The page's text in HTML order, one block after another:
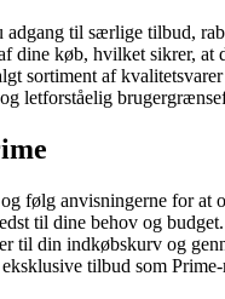
adgang til særlige tilbud,
dine køb, hvilket sikrer, at
sortiment af
letforståelig
følg anvisningerne for at
til dine behov og budget.
til din indkøbskurv og
tilbud som Prime-